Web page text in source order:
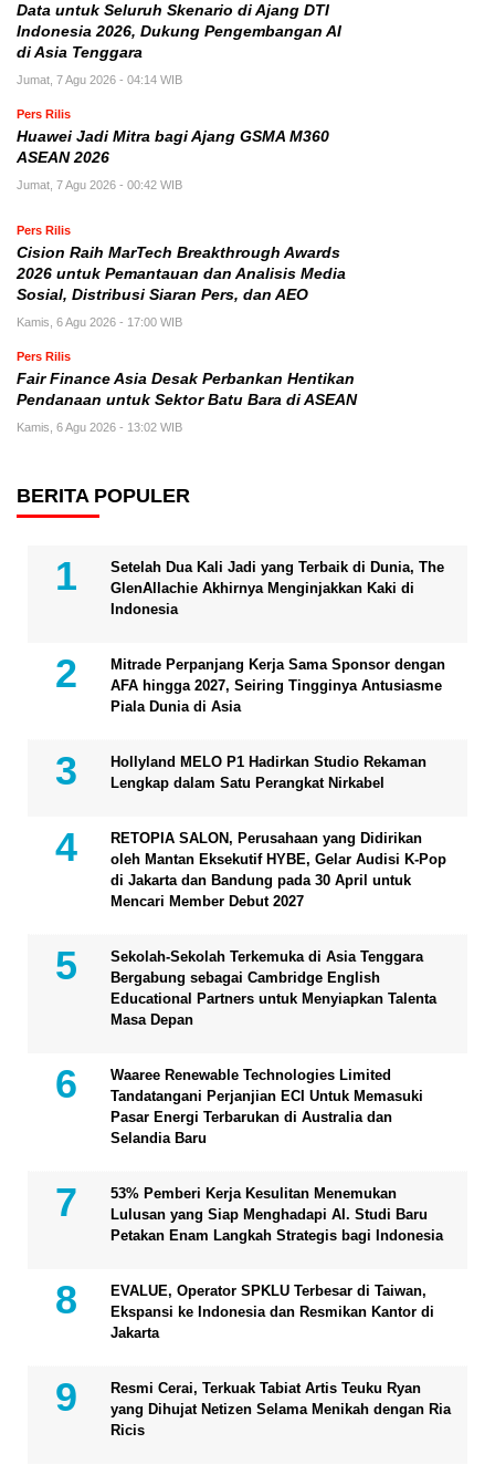
Data untuk Seluruh Skenario di Ajang DTI
Indonesia 2026, Dukung Pengembangan AI
di Asia Tenggara
Jumat, 7 Agu 2026 - 04:14 WIB
Pers Rilis
Huawei Jadi Mitra bagi Ajang GSMA M360
ASEAN 2026
Jumat, 7 Agu 2026 - 00:42 WIB
Pers Rilis
Cision Raih MarTech Breakthrough Awards
2026 untuk Pemantauan dan Analisis Media
Sosial, Distribusi Siaran Pers, dan AEO
Kamis, 6 Agu 2026 - 17:00 WIB
Pers Rilis
Fair Finance Asia Desak Perbankan Hentikan
Pendanaan untuk Sektor Batu Bara di ASEAN
Kamis, 6 Agu 2026 - 13:02 WIB
BERITA POPULER
Setelah Dua Kali Jadi yang Terbaik di Dunia, The
GlenAllachie Akhirnya Menginjakkan Kaki di
Indonesia
Mitrade Perpanjang Kerja Sama Sponsor dengan
AFA hingga 2027, Seiring Tingginya Antusiasme
Piala Dunia di Asia
Hollyland MELO P1 Hadirkan Studio Rekaman
Lengkap dalam Satu Perangkat Nirkabel
RETOPIA SALON, Perusahaan yang Didirikan
oleh Mantan Eksekutif HYBE, Gelar Audisi K-Pop
di Jakarta dan Bandung pada 30 April untuk
Mencari Member Debut 2027
Sekolah-Sekolah Terkemuka di Asia Tenggara
Bergabung sebagai Cambridge English
Educational Partners untuk Menyiapkan Talenta
Masa Depan
Waaree Renewable Technologies Limited
Tandatangani Perjanjian ECI Untuk Memasuki
Pasar Energi Terbarukan di Australia dan
Selandia Baru
53% Pemberi Kerja Kesulitan Menemukan
Lulusan yang Siap Menghadapi AI. Studi Baru
Petakan Enam Langkah Strategis bagi Indonesia
EVALUE, Operator SPKLU Terbesar di Taiwan,
Ekspansi ke Indonesia dan Resmikan Kantor di
Jakarta
Resmi Cerai, Terkuak Tabiat Artis Teuku Ryan
yang Dihujat Netizen Selama Menikah dengan Ria
Ricis